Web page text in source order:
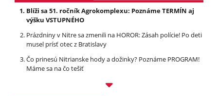
Blíži sa 51. ročník Agrokomplexu: Poznáme TERMÍN aj
výšku VSTUPNÉHO
Prázdniny v Nitre sa zmenili na HOROR: Zásah polície! Po deti
musel prísť otec z Bratislavy
Čo prinesú Nitrianske hody a dožinky? Poznáme PROGRAM!
Máme sa na čo tešiť